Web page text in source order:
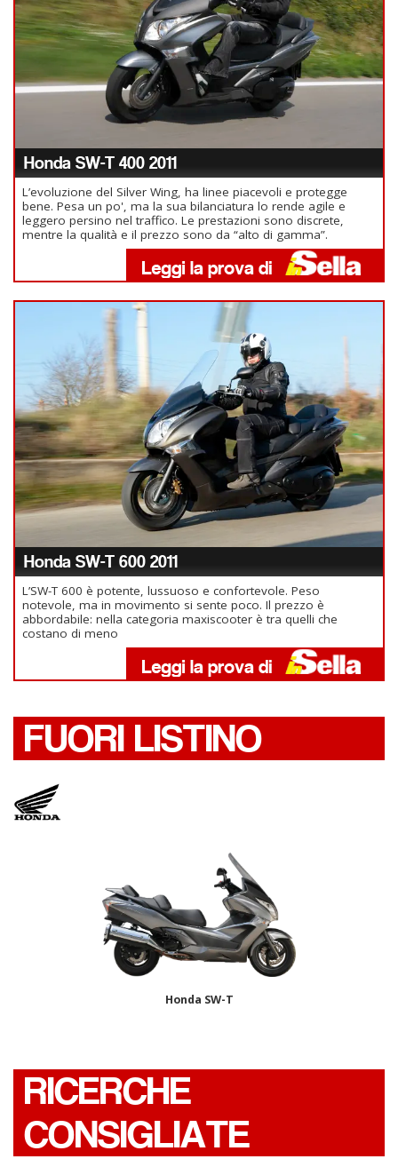
Honda SW-T 400 2011
L’evoluzione del Silver Wing, ha linee piacevoli e protegge
bene. Pesa un po', ma la sua bilanciatura lo rende agile e
leggero persino nel traffico. Le prestazioni sono discrete,
mentre la qualità e il prezzo sono da “alto di gamma”.
Honda SW-T 600 2011
L’SW-T 600 è potente, lussuoso e confortevole. Peso
notevole, ma in movimento si sente poco. Il prezzo è
abbordabile: nella categoria maxiscooter è tra quelli che
costano di meno
FUORI LISTINO
Honda SW-T
RICERCHE
CONSIGLIATE